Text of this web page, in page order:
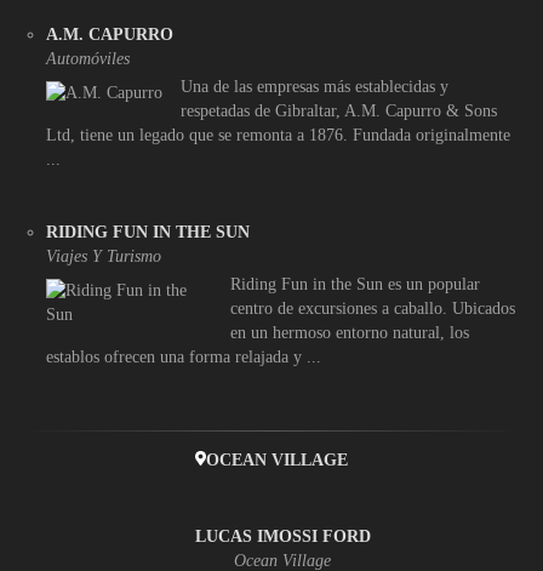
A.M. CAPURRO
Automóviles
Una de las empresas más establecidas y
respetadas de Gibraltar, A.M. Capurro & Sons
Ltd, tiene un legado que se remonta a 1876. Fundada originalmente
RIDING FUN IN THE SUN
Viajes Y Turismo
Riding Fun in the Sun es un popular
centro de excursiones a caballo. Ubicados
en un hermoso entorno natural, los
establos ofrecen una forma relajada y ...
OCEAN VILLAGE
LUCAS IMOSSI FORD
Ocean Village